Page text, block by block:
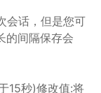
话，但是您可
的间隔保存会
秒)修改值:将